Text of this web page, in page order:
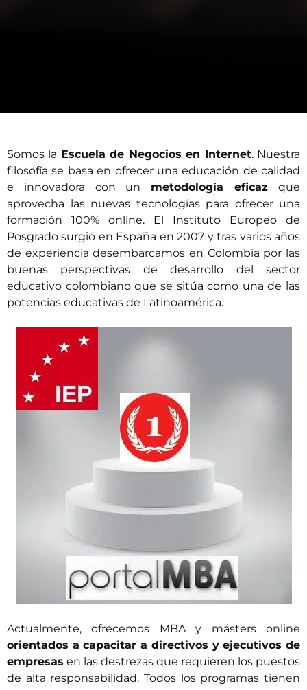
Somos la Escuela de Negocios en Internet. Nuestra
filosofía se basa en ofrecer una educación de calidad
e innovadora con un metodología eficaz que
aprovecha las nuevas tecnologías para ofrecer una
formación 100% online. El Instituto Europeo de
Posgrado surgió en España en 2007 y tras varios años
de experiencia desembarcamos en Colombia por las
buenas perspectivas de desarrollo del sector
educativo colombiano que se sitúa como una de las
potencias educativas de Latinoamérica.
Actualmente, ofrecemos MBA y másters online
orientados a capacitar a directivos y ejecutivos de
empresas en las destrezas que requieren los puestos
de alta responsabilidad. Todos los programas tienen